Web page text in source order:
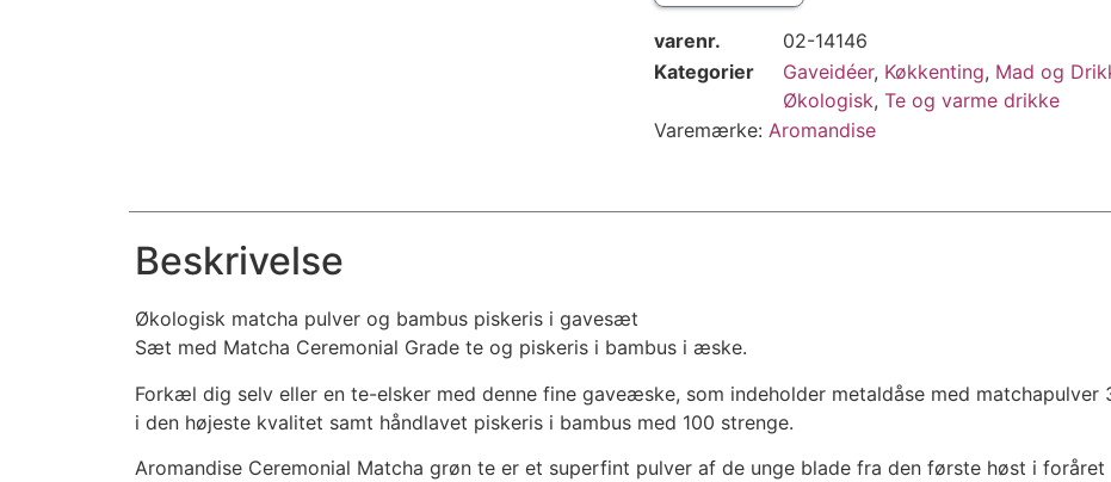
varenr.
02-14146
Kategorier
Gaveidéer, Køkkenting, Mad og
Økologisk, Te og varme drikke
Varemærke: Aromandise
Beskrivelse
Økologisk matcha pulver og bambus piskeris i gavesæt
Sæt med Matcha Ceremonial Grade te og piskeris i bambus i æske.
Forkæl dig selv eller en te-elsker med denne fine gaveæske, som indeholder metaldåse med matchapulver
i den højeste kvalitet samt håndlavet piskeris i bambus med 100 strenge.
Aromandise Ceremonial Matcha grøn te er et superfint pulver af de unge blade fra den første høst i foråret